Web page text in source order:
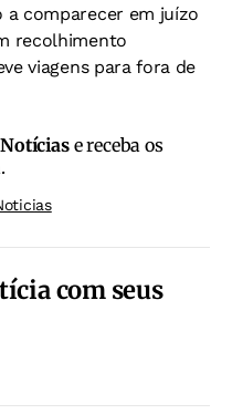
comparecer em juízo
recolhimento
viagens para fora de
e receba os
com seus